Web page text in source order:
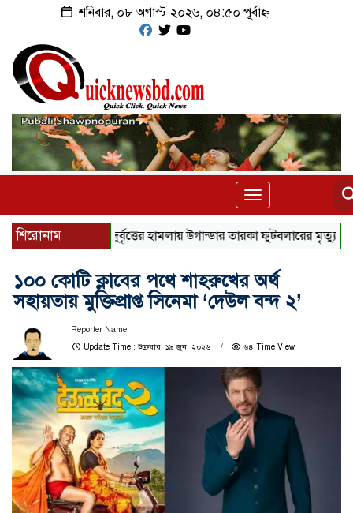
শনিবার, ০৮ অগাস্ট ২০২৬, ০৪:৫০ পূর্বাহ্ন
Toggle
navigation
শিরোনাম দুর্বৃত্তের হামলায় উগান্ডার তারকা ফুটবলারের মৃত্যু টাকার
১০০ কোটি ক্লাবের পথে শাহরুখের অর্থ
সহায়তায় মুক্তিপ্রাপ্ত সিনেমা ‘দেউল বন্দ ২’
Reporter Name
Update Time : শুক্রবার, ১৯ জুন, ২০২৬
৬৪ Time View